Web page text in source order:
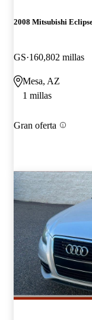
2008 Mitsubishi
GS 160,802 millas
Mesa, AZ
1 millas
Gran oferta